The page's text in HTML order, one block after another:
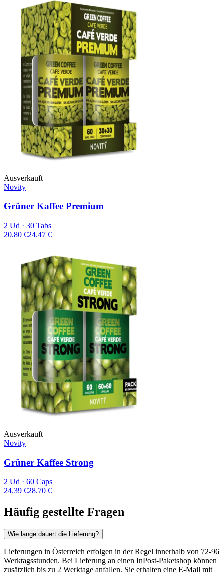
Ausverkauft
Novity
Grüner Kaffee Premium
2 Ud · 30 Tabs
20.80 €24.47 €
Ausverkauft
Novity
Grüner Kaffee Strong
2 Ud · 60 Caps
24.39 €28.70 €
Häufig gestellte Fragen
Wie lange dauert die Lieferung?
Lieferungen in Österreich erfolgen in der Regel innerhalb von 72-96
Werktagsstunden. Bei Lieferung an einen InPost-Paketshop können
zusätzlich bis zu 2 Werktage anfallen. Sie erhalten eine E-Mail mit